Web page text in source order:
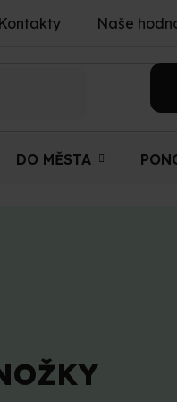
Kontakty Naše
DO MĚSTA